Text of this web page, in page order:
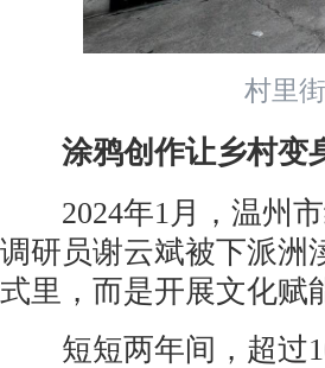
村里
涂鸦创作让乡村变
2024年1月，温州市
调研员谢云斌被下派洲
式里，而是开展文化赋
短短两年间，超过